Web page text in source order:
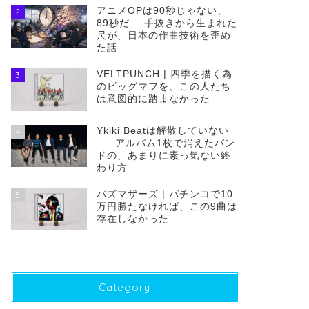
2
アニメOPは90秒じゃない、
89秒だ ─ 手抜きから生まれた
尺が、日本の作曲技術を歪め
た話
3
VELTPUNCH | 四季を描く為
のビッグマフを、この人たち
は意図的に踏まなかった
4
Ykiki Beatは解散していない
── アルバム1枚で消えたバン
ドの、あまりに素っ気ない終
わり方
5
バズマザーズ | パチンコで10
万円勝たなければ、この9曲は
存在しなかった
Category